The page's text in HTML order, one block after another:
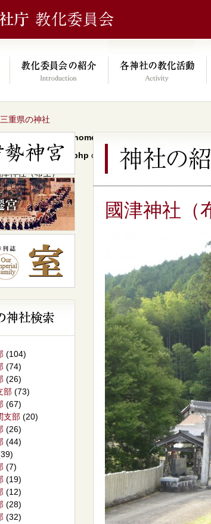
三重県の神社
/home/xs046278/mie-
jinja2022/header.php on line
64
神社（布生）
國津神社（
(104)
(74)
(26)
部 (73)
(67)
支部 (20)
(26)
(44)
(7)
(19)
(12)
(28)
(32)